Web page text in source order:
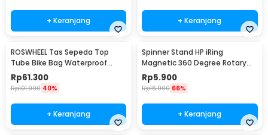
+ Keranjang + Keranjang
ROSWHEEL Tas Sepeda Top
Tube Bike Bag Waterproof
Holder HP 6 Inch - ROS12
Rp61.300
Rp101.900 40%
+ Keranjang
Spinner Stand HP iRing
Magnetic 360 Degree Rotary
Phone Holder
Rp5.900
Rp16.900 66%
+ Keranjang